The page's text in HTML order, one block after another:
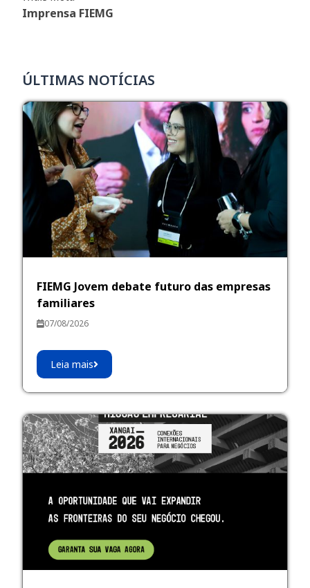
Imprensa FIEMG
ÚLTIMAS NOTÍCIAS
FIEMG Jovem debate futuro das empresas
familiares
07/08/2026
Leia mais